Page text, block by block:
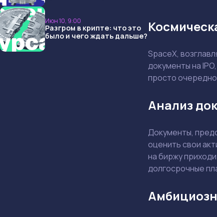
Июн 10, 9:00
Разгром в крипте: что это
было и чего ждать дальше?
SpaceX,
документы на
просто
Анализ
Документы,
оценить свои
на биржу
долгосрочные